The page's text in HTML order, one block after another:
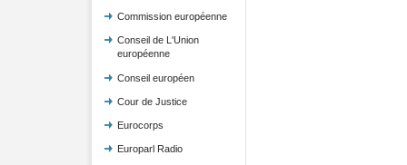
Commission européenne
Conseil de L'Union
européenne
Conseil européen
Cour de Justice
Eurocorps
Europarl Radio